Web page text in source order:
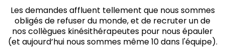
Les demandes affluent tellement que nous sommes
obligés de refuser du monde, et de recruter un de
nos collègues kinésithérapeutes pour nous épauler
(et aujourd’hui nous sommes même 10 dans l'équipe).